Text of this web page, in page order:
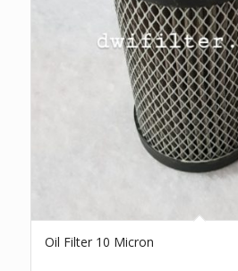
Oil Filter 10 Micron